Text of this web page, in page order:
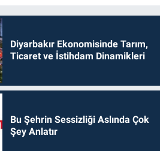
Diyarbakır Ekonomisinde Tarım,
Ticaret ve İstihdam Dinamikleri
Bu Şehrin Sessizliği Aslında Çok
Şey Anlatır